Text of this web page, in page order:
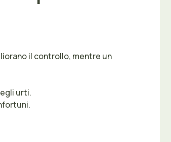
il controllo, mentre un
urti.